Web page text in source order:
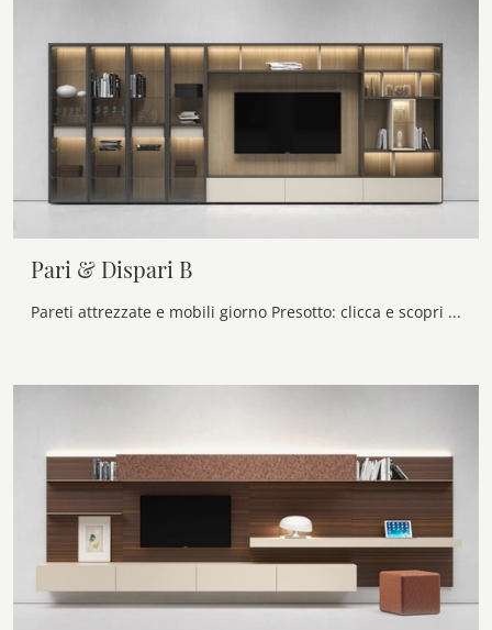
Pari & Dispari B
Pareti attrezzate e mobili giorno Presotto: clicca e scopri il modello Pari & Dispari B e potrai valorizzare stanze moderne di ogni genere.